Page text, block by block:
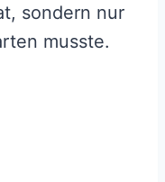
sondern nur
musste.